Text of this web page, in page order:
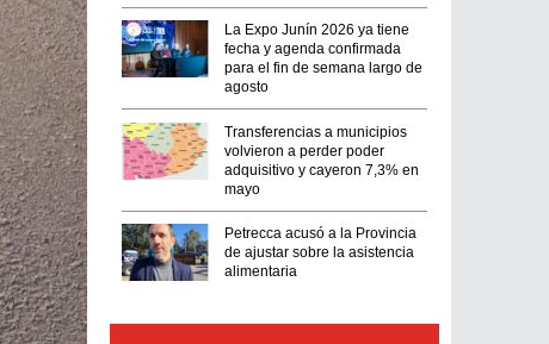
La Expo Junín 2026 ya tiene
fecha y agenda confirmada
para el fin de semana largo de
agosto
Transferencias a municipios
volvieron a perder poder
adquisitivo y cayeron 7,3% en
mayo
Petrecca acusó a la Provincia
de ajustar sobre la asistencia
alimentaria